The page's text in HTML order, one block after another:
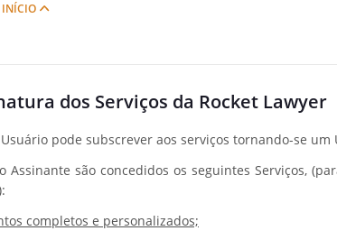
INÍCIO
dos Serviços da Rocket Lawyer
pode subscrever aos serviços tornando-se um
Assinante são concedidos os seguintes Serviços,
completos e personalizados;